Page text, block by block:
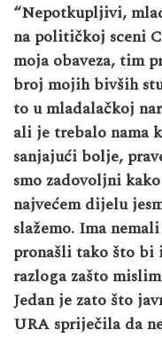
“Nepotkupljivi,
na političkoj sceni
moja obaveza, tim
broj mojih bivših
to u mladalačkoj
ali je trebalo nama
sanjajući bolje,
smo zadovoljni
najvećem dijelu
slažemo. Ima
pronašli tako što bi
razloga zašto
Jedan je zato što
URA spriječila da